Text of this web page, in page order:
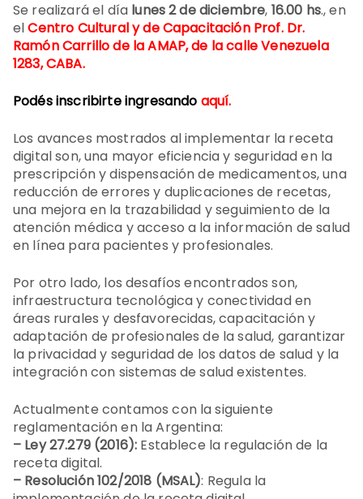
Se realizará el día lunes 2 de diciembre, 16.00 hs., en
elCentro Cultural y de Capacitación Prof. Dr.
Ramón Carrillo de la AMAP, de la calle Venezuela
1283, CABA.
Podés inscribirte ingresando aquí.
Los avances mostrados al implementar la receta
digital son, una mayor eficiencia y seguridad en la
prescripción y dispensación de medicamentos, una
reducción de errores y duplicaciones de recetas,
una mejora en la trazabilidad y seguimiento de la
atención médica y acceso a la información de salud
en línea para pacientes y profesionales.
Por otro lado, los desafíos encontrados son,
infraestructura tecnológica y conectividad en
áreas rurales y desfavorecidas, capacitación y
adaptación de profesionales de la salud, garantizar
la privacidad y seguridad de los datos de salud y la
integración con sistemas de salud existentes.
Actualmente contamos con la siguiente
reglamentación en la Argentina:
– Ley 27.279 (2016): Establece la regulación de la
receta digital.
– Resolución 102/2018 (MSAL): Regula la